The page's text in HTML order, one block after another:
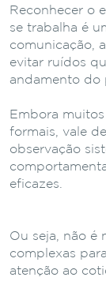
Reconhecer o
se trabalha é
comunicação,
evitar ruídos
andamento do
Embora
formais, vale
observação
eficazes.
Ou seja, não é
complexas
atenção ao